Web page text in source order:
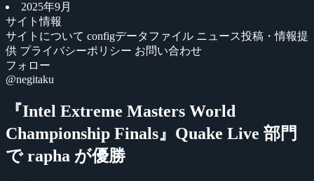
2025年9月
サイト情報
サイトについて configデータファイル ニュース投稿・情報提
供 プライバシーポリシー お問い合わせ
フォロー
@negitaku
『Intel Extreme Masters World
Championship Finals』Quake Live 部門
で rapha が優勝